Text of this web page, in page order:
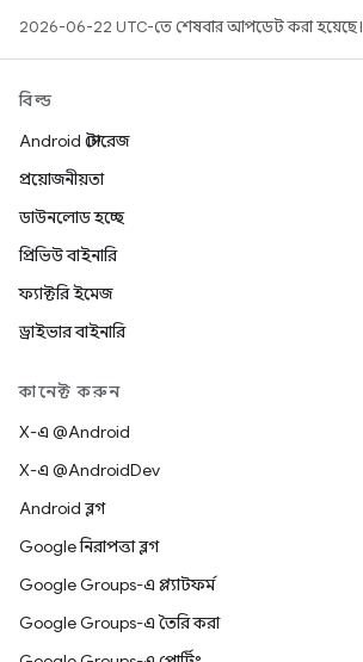
2026-06-22 UTC-তে শেষবার আপডেট করা হয়েছে।
বিল্ড
Android স্টোরেজ
প্রয়োজনীয়তা
ডাউনলোড হচ্ছে
প্রিভিউ বাইনারি
ফ্যাক্টরি ইমেজ
ড্রাইভার বাইনারি
কানেক্ট করুন
X-এ @Android
X-এ @AndroidDev
Android ব্লগ
Google নিরাপত্তা ব্লগ
Google Groups-এ প্ল্যাটফর্ম
Google Groups-এ তৈরি করা